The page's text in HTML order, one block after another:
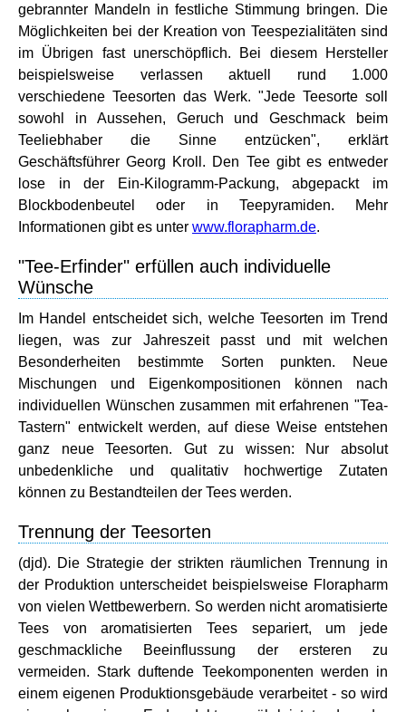
gebrannter Mandeln in festliche Stimmung bringen. Die
Möglichkeiten bei der Kreation von Teespezialitäten sind
im Übrigen fast unerschöpflich. Bei diesem Hersteller
beispielsweise verlassen aktuell rund 1.000
verschiedene Teesorten das Werk. "Jede Teesorte soll
sowohl in Aussehen, Geruch und Geschmack beim
Teeliebhaber die Sinne entzücken", erklärt
Geschäftsführer Georg Kroll. Den Tee gibt es entweder
lose in der Ein-Kilogramm-Packung, abgepackt im
Blockbodenbeutel oder in Teepyramiden. Mehr
Informationen gibt es unter www.florapharm.de.
"Tee-Erfinder" erfüllen auch individuelle
Wünsche
Im Handel entscheidet sich, welche Teesorten im Trend
liegen, was zur Jahreszeit passt und mit welchen
Besonderheiten bestimmte Sorten punkten. Neue
Mischungen und Eigenkompositionen können nach
individuellen Wünschen zusammen mit erfahrenen "Tea-
Tastern" entwickelt werden, auf diese Weise entstehen
ganz neue Teesorten. Gut zu wissen: Nur absolut
unbedenkliche und qualitativ hochwertige Zutaten
können zu Bestandteilen der Tees werden.
Trennung der Teesorten
(djd). Die Strategie der strikten räumlichen Trennung in
der Produktion unterscheidet beispielsweise Florapharm
von vielen Wettbewerbern. So werden nicht aromatisierte
Tees von aromatisierten Tees separiert, um jede
geschmackliche Beeinflussung der ersteren zu
vermeiden. Stark duftende Teekomponenten werden in
einem eigenen Produktionsgebäude verarbeitet - so wird